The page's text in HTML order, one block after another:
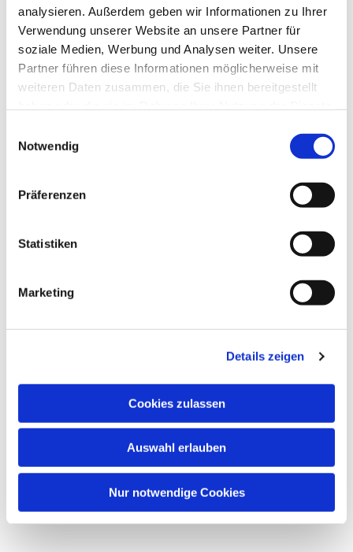
analysieren. Außerdem geben wir Informationen zu Ihrer
Verwendung unserer Website an unsere Partner für
soziale Medien, Werbung und Analysen weiter. Unsere
Partner führen diese Informationen möglicherweise mit
weiteren Daten zusammen, die Sie ihnen bereitgestellt
Notwendig
Präferenzen
Statistiken
Marketing
Details zeigen
Cookies zulassen
Auswahl erlauben
Nur notwendige Cookies
Donnerstag, 20. August 2026, 19:00
- 19:50 Uhr
Gemeindehaus Schwenningdorf, Am
Gemeindehaus 33, 32289